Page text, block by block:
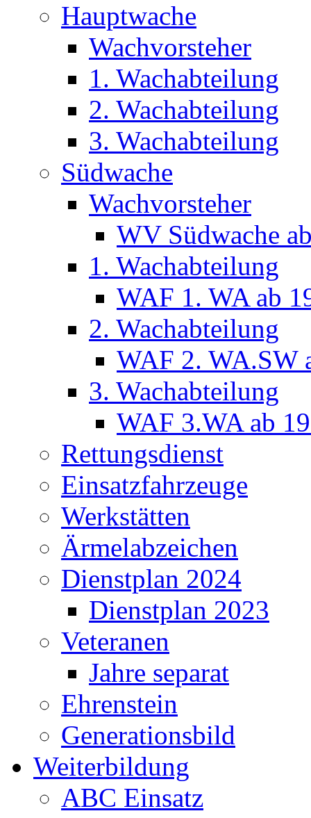
Hauptwache
Wachvorsteher
1. Wachabteilung
2. Wachabteilung
3. Wachabteilung
Südwache
Wachvorsteher
WV Südwache
1. Wachabteilung
WAF 1. WA ab
2. Wachabteilung
WAF 2. WA.SW
3. Wachabteilung
WAF 3.WA ab
Rettungsdienst
Einsatzfahrzeuge
Werkstätten
Ärmelabzeichen
Dienstplan 2024
Dienstplan 2023
Veteranen
Jahre separat
Ehrenstein
Generationsbild
Weiterbildung
ABC Einsatz